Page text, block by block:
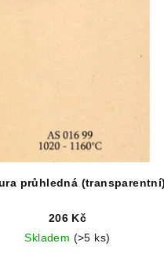
průhledná
206 Kč
Skladem (>5 ks)